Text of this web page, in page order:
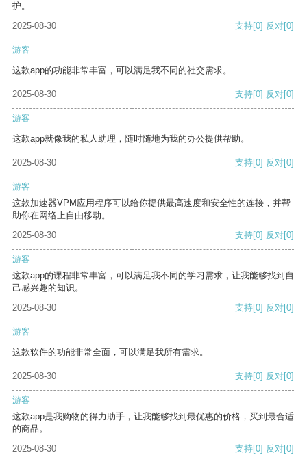
护。
2025-08-30
支持[0] 反对[0]
游客
这款app的功能非常丰富，可以满足我不同的社交需求。
2025-08-30 支持[0] 反对[0]
游客
这款app就像我的私人助理，随时随地为我的办公提供帮助。
2025-08-30 支持[0] 反对[0]
游客
这款加速器VPM应用程序可以给你提供最高速度和安全性的连接，并帮
助你在网络上自由移动。
2025-08-30
支持[0] 反对[0]
游客
这款app的课程非常丰富，可以满足我不同的学习需求，让我能够找到自
己感兴趣的知识。
2025-08-30
支持[0] 反对[0]
游客
这款软件的功能非常全面，可以满足我所有需求。
2025-08-30 支持[0] 反对[0]
游客
这款app是我购物的得力助手，让我能够找到最优惠的价格，买到最合适
的商品。
2025-08-30
支持[0] 反对[0]